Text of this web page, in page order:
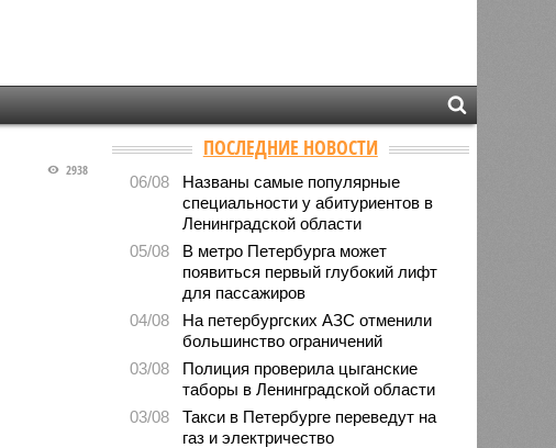
2938
ПОСЛЕДНИЕ НОВОСТИ
06/08
Названы самые популярные
специальности у абитуриентов в
Ленинградской области
05/08
В метро Петербурга может
появиться первый глубокий лифт
для пассажиров
04/08
На петербургских АЗС отменили
большинство ограничений
03/08
Полиция проверила цыганские
таборы в Ленинградской области
03/08
Такси в Петербурге переведут на
газ и электричество